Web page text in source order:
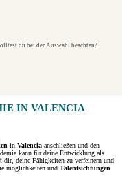
du bei der Auswahl beachten?
IN VALENCIA W
in Valencia anschließen und den
kann für deine Entwicklung als
dir, deine Fähigkeiten zu verfeinern und
und Talentsichtungen